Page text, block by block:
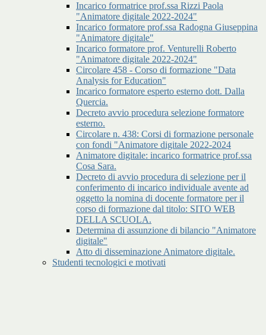
Incarico formatrice prof.ssa Rizzi Paola
"Animatore digitale 2022-2024"
Incarico formatore prof.ssa Radogna Giuseppina
"Animatore digitale"
Incarico formatore prof. Venturelli Roberto
"Animatore digitale 2022-2024"
Circolare 458 - Corso di formazione "Data
Analysis for Education"
Incarico formatore esperto esterno dott. Dalla
Quercia.
Decreto avvio procedura selezione formatore
esterno.
Circolare n. 438: Corsi di formazione personale
con fondi "Animatore digitale 2022-2024
Animatore digitale: incarico formatrice prof.ssa
Cosa Sara.
Decreto di avvio procedura di selezione per il
conferimento di incarico individuale avente ad
oggetto la nomina di docente formatore per il
corso di formazione dal titolo: SITO WEB
DELLA SCUOLA.
Determina di assunzione di bilancio "Animatore
digitale"
Atto di disseminazione Animatore digitale.
Studenti tecnologici e motivati